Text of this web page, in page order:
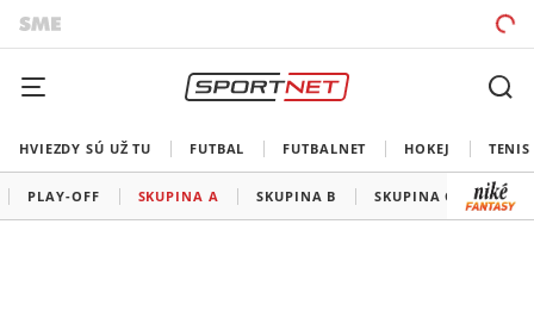
HVIEZDY SÚ UŽ TU FUTBAL FUTBALNET HOKEJ TENIS
PLAY-OFF SKUPINA A SKUPINA B SKUPINA C